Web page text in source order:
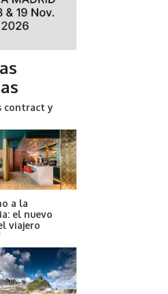
contract y
a la
el nuevo
viajero